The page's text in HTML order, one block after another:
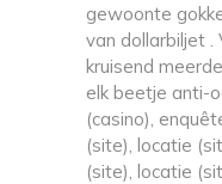
gewoonte
van dollarbiljet
kruisend
elk beetje anti-
(casino),
(site), locatie
(site), locatie